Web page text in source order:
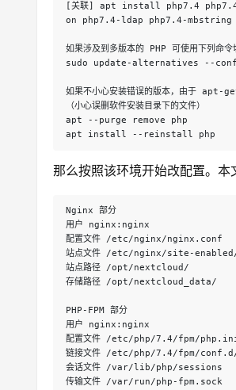
[关联] apt install php7.4
on php7.4-ldap php7.4-mbstring
如果涉及到多版本的 PHP 可使用下列命令
sudo update-alternatives --
如果不小心安装错误的版本，由于 apt-
（小心误删软件安装目录下的文件）
apt --purge remove php
apt install --reinstall php
那么按照该环境开始改配置。
Nginx 部分
用户 nginx:nginx
配置文件 /etc/nginx/nginx.conf
站点文件 /etc/nginx/site-
站点路径 /opt/nextcloud/
存储路径 /opt/nextcloud_data/
PHP-FPM 部分
用户 nginx:nginx
配置文件 /etc/php/7.4/fpm/
链接文件 /etc/php/7.4/fpm/
会话文件 /var/lib/php/sessions
传输文件 /var/run/php-fpm.sock